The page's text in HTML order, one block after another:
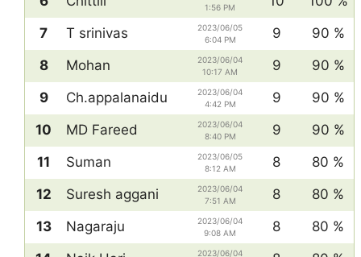
1:56 PM
7
T srinivas
2023/06/05
6:04 PM
9
90 %
8
Mohan
2023/06/04
10:17 AM
9
90 %
9
Ch.appalanaidu
2023/06/04
4:42 PM
9
90 %
10
MD Fareed
2023/06/04
8:40 PM
9
90 %
11
Suman
2023/06/05
8:12 AM
8
80 %
12
Suresh aggani
2023/06/04
7:51 AM
8
80 %
13
Nagaraju
2023/06/04
9:08 AM
8
80 %
2023/06/04